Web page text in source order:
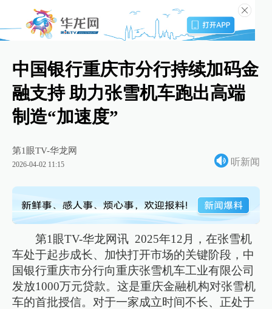
中国银行重庆市分行持续加码金
融支持 助力张雪机车跑出高端
制造“加速度”
第1眼TV-华龙网
2026-04-02 11:15 听新闻
第1眼TV-华龙网讯 2025年12月，在张雪机
车处于起步成长、加快打开市场的关键阶段，中
国银行重庆市分行向重庆张雪机车工业有限公司
发放1000万元贷款。这是重庆金融机构对张雪机
车的首批授信。对于一家成立时间不长、正处于